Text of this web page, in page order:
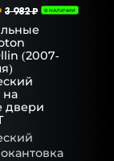
3 982 ₽ В НАЛИЧИИ
(2007-
на
двери